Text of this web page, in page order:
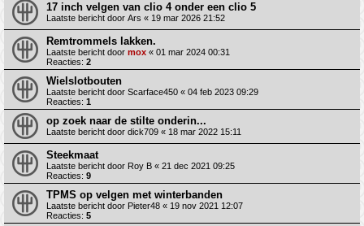
17 inch velgen van clio 4 onder een clio 5
Laatste bericht door Ars « 19 mar 2026 21:52
Remtrommels lakken.
Laatste bericht door mox « 01 mar 2024 00:31
Reacties: 2
Wielslotbouten
Laatste bericht door Scarface450 « 04 feb 2023 09:29
Reacties: 1
op zoek naar de stilte onderin...
Laatste bericht door dick709 « 18 mar 2022 15:11
Steekmaat
Laatste bericht door Roy B « 21 dec 2021 09:25
Reacties: 9
TPMS op velgen met winterbanden
Laatste bericht door Pieter48 « 19 nov 2021 12:07
Reacties: 5